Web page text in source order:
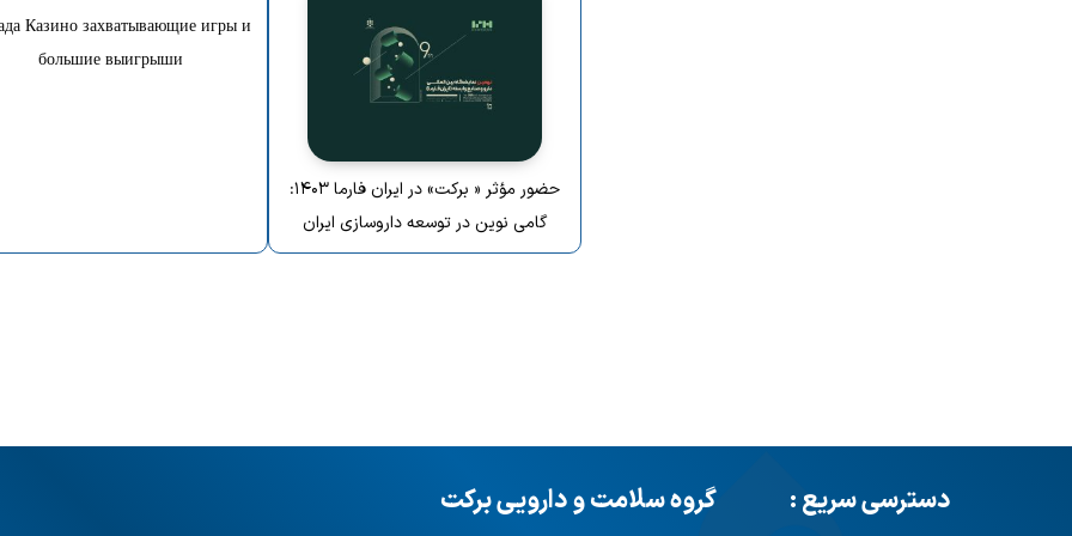
حضور مؤثر « برکت» در ایران فارما ۱۴۰۳:
گامی نوین در توسعه داروسازی ایران
Казино захватывающие игры и
большие выигрыши
دسترسی سریع : گروه سلامت و دارویی برکت